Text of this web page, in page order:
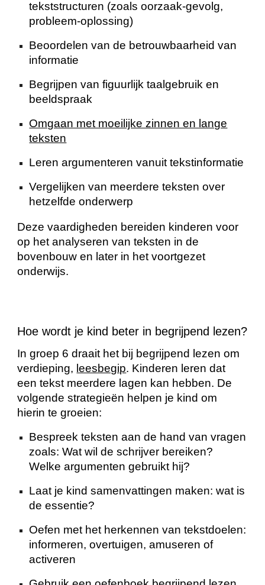
tekststructuren (zoals oorzaak-gevolg,
probleem-oplossing)
Beoordelen van de betrouwbaarheid van
informatie
Begrijpen van figuurlijk taalgebruik en
beeldspraak
Omgaan met moeilijke zinnen en lange
teksten
Leren argumenteren vanuit tekstinformatie
Vergelijken van meerdere teksten over
hetzelfde onderwerp
Deze vaardigheden bereiden kinderen voor
op het analyseren van teksten in de
bovenbouw en later in het voortgezet
onderwijs.
Hoe wordt je kind beter in begrijpend lezen?
In groep 6 draait het bij begrijpend lezen om
verdieping, leesbegip. Kinderen leren dat
een tekst meerdere lagen kan hebben. De
volgende strategieën helpen je kind om
hierin te groeien:
Bespreek teksten aan de hand van vragen
zoals: Wat wil de schrijver bereiken?
Welke argumenten gebruikt hij?
Laat je kind samenvattingen maken: wat is
de essentie?
Oefen met het herkennen van tekstdoelen:
informeren, overtuigen, amuseren of
activeren